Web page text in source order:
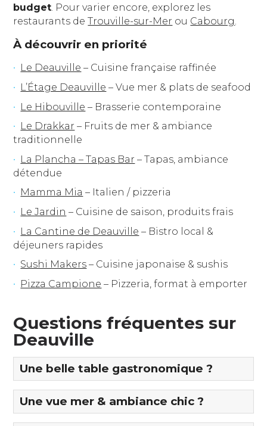
budget. Pour varier encore, explorez les
restaurants deTrouville-sur-Mer ou Cabourg.
À découvrir en priorité
Le Deauville – Cuisine française raffinée
L’Étage Deauville – Vue mer & plats de seafood
Le Hibouville – Brasserie contemporaine
Le Drakkar – Fruits de mer & ambiance
traditionnelle
La Plancha – Tapas Bar – Tapas, ambiance
détendue
Mamma Mia – Italien / pizzeria
Le Jardin – Cuisine de saison, produits frais
La Cantine de Deauville – Bistro local &
déjeuners rapides
Sushi Makers – Cuisine japonaise & sushis
Pizza Campione – Pizzeria, format à emporter
Questions fréquentes sur
Deauville
Une belle table gastronomique ?
Une vue mer & ambiance chic ?